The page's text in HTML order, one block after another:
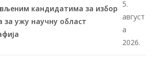
кандидатима за избор
за ужу научну област
5.
август
а
2026.